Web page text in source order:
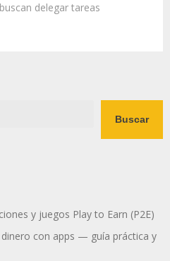
delegar tareas
Buscar
y juegos Play to Earn (P2E)
con apps — guía práctica y